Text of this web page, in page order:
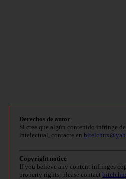
Derechos de autor
Si cree que algún contenido infringe
intelectual, contacte en
Copyright notice
If you believe any content infringes
property rights, please contact